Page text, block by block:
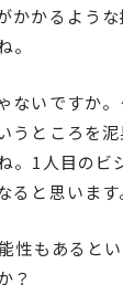
かかるよう
。
ないですか
うところを
。1人目のビ
ると思います
性もあると
？